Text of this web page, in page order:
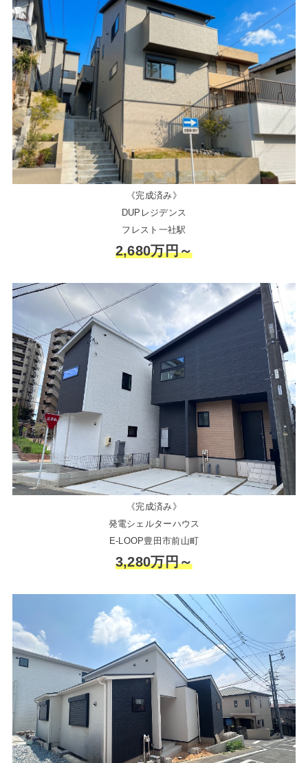
《完成済み》
DUPレジデンス
フレスト一社駅
2,680万円～
《完成済み》
発電シェルターハウス
E-LOOP豊田市前山町
3,280万円～